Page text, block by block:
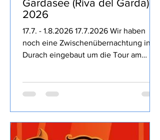
Brenta Dolomiten -
2026
17.7. - 1.8.2026 17.7.2026 Wir haben
dass die Kampftrinker des Ortes den
Freitag Abend nutzen um bis 23:30 Uhr
lautstark die Nacht zum Tage machen
hätten wir nicht direkt erwartet,